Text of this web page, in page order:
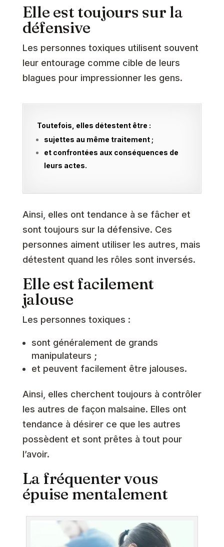
Elle est toujours sur la
défensive
Les personnes toxiques utilisent souvent
leur entourage comme cible de leurs
blagues pour impressionner les gens.
Toutefois, elles détestent être :
sujettes au même traitement ;
et confrontées aux conséquences de
leurs actes.
Ainsi, elles ont tendance à se fâcher et
sont toujours sur la défensive. Ces
personnes aiment utiliser les autres, mais
détestent quand les rôles sont inversés.
Elle est facilement
jalouse
Les personnes toxiques :
sont généralement de grands
manipulateurs ;
et peuvent facilement être jalouses.
Ainsi, elles cherchent toujours à contrôler
les autres de façon malsaine. Elles ont
tendance à désirer ce que les autres
possèdent et sont prêtes à tout pour
l’avoir.
La fréquenter vous
épuise mentalement